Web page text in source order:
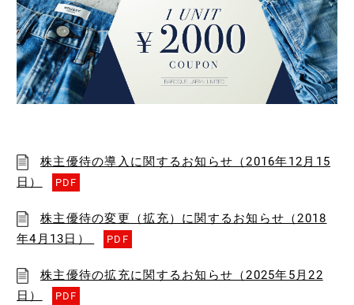
株主優待の導入に関するお知らせ（2016年12月15
日）
PDF
株主優待の変更（拡充）に関するお知らせ（2018
年4月13日）
PDF
株主優待の拡充に関するお知らせ（2025年5月22
日）
PDF